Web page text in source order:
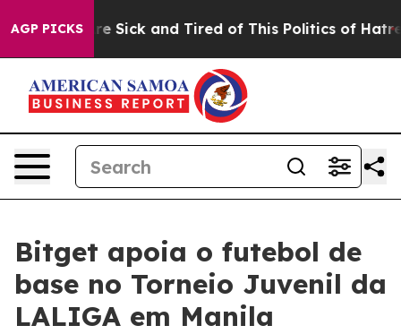
AGP PICKSAre Sick and Tired of This Politics of Hatred”
Bitget apoia o futebol de
base no Torneio Juvenil da
LALIGA em Manila